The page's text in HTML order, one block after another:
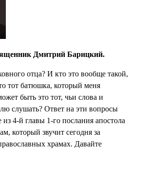
Дмитрий Барицкий.
отца? И кто это вообще такой,
тот батюшка, который меня
быть это тот, чьи слова и
слушать? Ответ на эти вопросы
4-й главы 1-го послания апостола
который звучит сегодня за
храмах. Давайте